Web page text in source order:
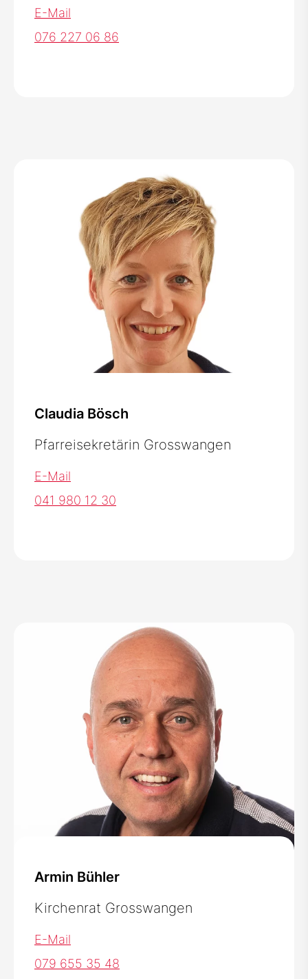
E-Mail
076 227 06 86
Claudia Bösch
Pfarreisekretärin Grosswangen
E-Mail
041 980 12 30
Armin Bühler
Kirchenrat Grosswangen
E-Mail
079 655 35 48